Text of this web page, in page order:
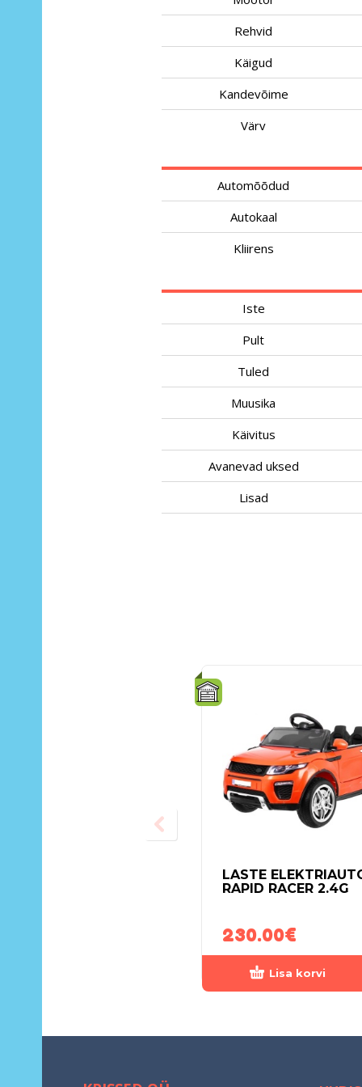
Rehvid
Käigud
Kandevõime
Värv
Automõõdud
Autokaal
Kliirens
Iste
Pult
Tuled
Muusika
Käivitus
Avanevad uksed
Lisad
LASTE
RAPID RACER 2.4G
230.00€
Lisa korvi